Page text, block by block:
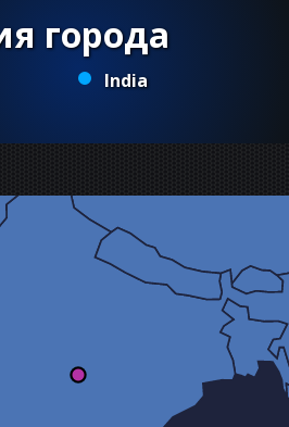
города
India